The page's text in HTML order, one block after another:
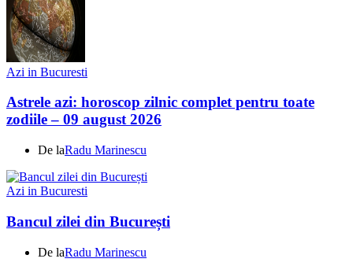
Azi in Bucuresti
Astrele azi: horoscop zilnic complet pentru toate
zodiile – 09 august 2026
De laRadu Marinescu
Azi in Bucuresti
Bancul zilei din București
De laRadu Marinescu